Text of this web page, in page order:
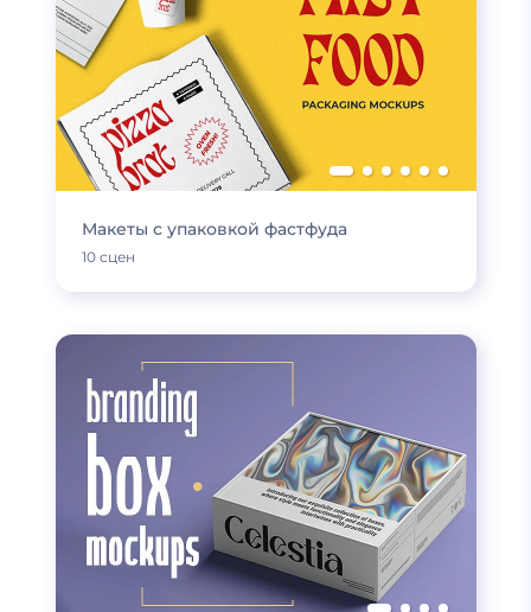
Макеты с упаковкой фастфуда
10 сцен